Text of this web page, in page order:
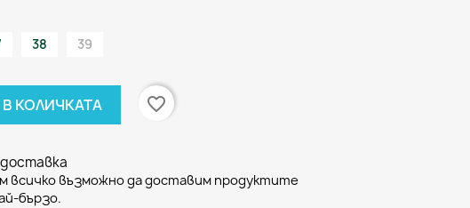
38 39
КОЛИЧКАТА favorite_border
всичко възможно да доставим продуктите
бързо.